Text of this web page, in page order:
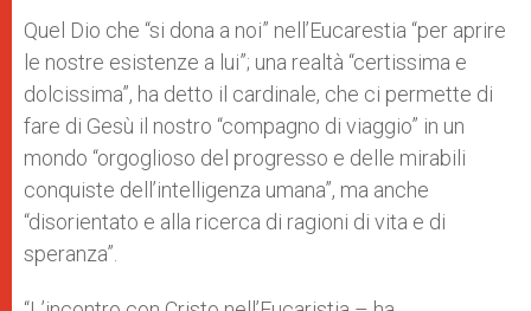
Quel Dio che “si dona a noi” nell’Eucarestia “per aprire
le nostre esistenze a lui”; una realtà “certissima e
dolcissima”, ha detto il cardinale, che ci permette di
fare di Gesù il nostro “compagno di viaggio” in un
mondo “orgoglioso del progresso e delle mirabili
conquiste dell’intelligenza umana”, ma anche
“disorientato e alla ricerca di ragioni di vita e di
speranza”.